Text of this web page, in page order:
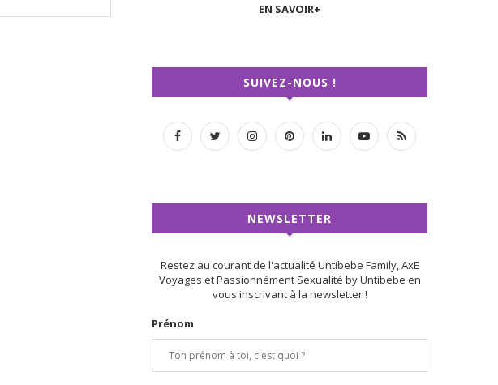
EN SAVOIR+
SUIVEZ-NOUS !
NEWSLETTER
Restez au courant de l'actualité Untibebe Family, AxE
Voyages et Passionnément Sexualité by Untibebe en
vous inscrivant à la newsletter !
Prénom